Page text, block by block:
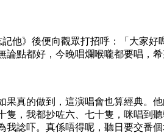
他》後便向觀眾打招呼：「大家
點都好，今晚唱爛喉嚨都要唱，
果真的做到，這演唱會也算經典。
隻，我都抄咗六、七十隻，咪唱
諗吓。真係唔得呢，聽日要交番